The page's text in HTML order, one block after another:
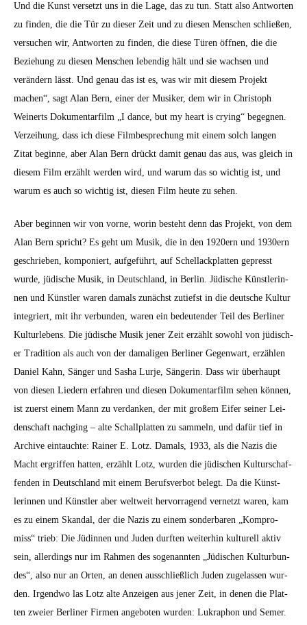
Und die Kun­st ver­set­zt uns in die Lage, das zu tun. Statt also Antworten
zu find­en, die die Tür zu dieser Zeit und zu diesen Men­schen schließen,
ver­suchen wir, Antworten zu find­en, die diese Türen öff­nen, die die
Beziehung zu diesen Men­schen lebendig hält und sie wach­sen und
verän­dern lässt. Und genau das ist es, was wir mit diesem Pro­jekt
machen“, sagt Alan Bern, ein­er der Musik­er, dem wir in Christoph
Wein­erts Doku­men­tarfilm „I dance, but my heart is cry­ing“ begeg­nen.
Verzei­hung, dass ich diese Filmbe­sprechung mit einem solch lan­gen
Zitat beginne, aber Alan Bern drückt damit genau das aus, was gle­ich in
diesem Film erzählt wer­den wird, und warum das so wichtig ist, und
warum es auch so wichtig ist, diesen Film heute zu sehen.
Aber begin­nen wir von vorne, worin beste­ht denn das Pro­jekt, von dem
Alan Bern spricht? Es geht um Musik, die in den 1920ern und 1930ern
geschrieben, kom­poniert, aufge­führt, auf Schel­lack­plat­ten gepresst
wurde, jüdis­che Musik, in Deutsch­land, in Berlin. Jüdis­che Kün­st­lerin­
nen und Kün­stler waren damals zunächst zutief­st in die deutsche Kul­tur
inte­gri­ert, mit ihr ver­bun­den, waren ein bedeu­ten­der Teil des Berlin­er
Kul­turlebens. Die jüdis­che Musik jen­er Zeit erzählt sowohl von jüdis­ch­
er Tra­di­tion als auch von der dama­li­gen Berlin­er Gegen­wart, erzählen
Daniel Kahn, Sänger und Sasha Lur­je, Sän­gerin. Dass wir über­haupt
von diesen Liedern erfahren und diesen Doku­men­tarfilm sehen kön­nen,
ist zuerst einem Mann zu ver­danken, der mit großem Eifer sein­er Lei­
den­schaft nachging – alte Schallplat­ten zu sam­meln, und dafür tief in
Archive ein­tauchte: Rain­er E. Lotz. Damals, 1933, als die Nazis die
Macht ergrif­f­en hat­ten, erzählt Lotz, wur­den die jüdis­chen Kul­turschaf­
fend­en in Deutsch­land mit einem Berufsver­bot belegt. Da die Kün­st­
lerin­nen und Kün­stler aber weltweit her­vor­ra­gend ver­net­zt waren, kam
es zu einem Skan­dal, der die Nazis zu einem son­der­baren „Kom­pro­
miss“ trieb: Die Jüdin­nen und Juden durften weit­er­hin kul­turell aktiv
sein, allerd­ings nur im Rah­men des soge­nan­nten „Jüdis­chen Kul­tur­bun­
des“, also nur an Orten, an denen auss­chließlich Juden zuge­lassen wur­
den. Irgend­wo las Lotz alte Anzeigen aus jen­er Zeit, in denen die Plat­
ten zweier Berlin­er Fir­men ange­boten wur­den: Lukraphon und Semer.